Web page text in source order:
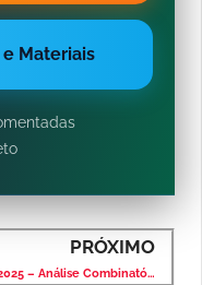
e Materiais
PRÓXIMO
ENEM 2025 – Análise Combinatória: distribuição de presentes entre três filhos